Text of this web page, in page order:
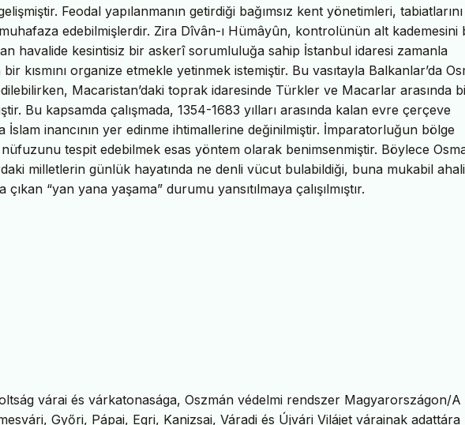
Feodal yapılanmanın getirdiği bağımsız kent yönetimleri, tabiatlarını
edebilmişlerdir. Zira Dîvân-ı Hümâyûn, kontrolünün alt kademesini
havalide kesintisiz bir askerî sorumluluğa sahip İstanbul idaresi zamanla
kısmını organize etmekle yetinmek istemiştir. Bu vasıtayla Balkanlar’da
Macaristan’daki toprak idaresinde Türkler ve Macarlar arasında
Bu kapsamda çalışmada, 1354-1683 yılları arasında kalan evre çerçeve
İslam inancının yer edinme ihtimallerine değinilmiştir. İmparatorluğun bölge
tespit edebilmek esas yöntem olarak benimsenmiştir. Böylece
milletlerin günlük hayatında ne denli vücut bulabildiği, buna mukabil
“yan yana yaşama” durumu yansıtılmaya çalışılmıştır.
várai és várkatonasága, Oszmán védelmi rendszer Magyarországon/A
Győri, Pápai, Egri, Kanizsai, Váradi és Újvári Vilájet várainak adattára